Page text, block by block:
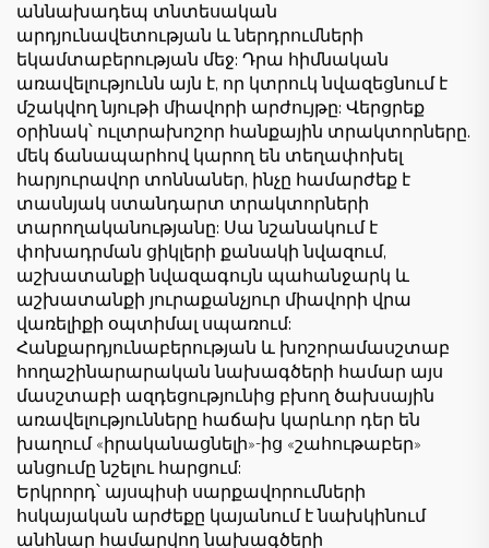
աննախադեպ տնտեսական
արդյունավետության և ներդրումների
եկամտաբերության մեջ: Դրա հիմնական
առավելությունն այն է, որ կտրուկ նվազեցնում է
մշակվող նյութի միավորի արժույթը: Վերցրեք
օրինակ՝ ուլտրախոշոր հանքային տրակտորները.
մեկ ճանապարհով կարող են տեղափոխել
հարյուրավոր տոննաներ, ինչը համարժեք է
տասնյակ ստանդարտ տրակտորների
տարողականությանը: Սա նշանակում է
փոխադրման ցիկլերի քանակի նվազում,
աշխատանքի նվազագույն պահանջարկ և
աշխատանքի յուրաքանչյուր միավորի վրա
վառելիքի օպտիմալ սպառում:
Հանքարդյունաբերության և խոշորամասշտաբ
հողաշինարարական նախագծերի համար այս
մասշտաբի ազդեցությունից բխող ծախսային
առավելությունները հաճախ կարևոր դեր են
խաղում «իրականացնելի»-ից «շահութաբեր»
անցումը նշելու հարցում:
Երկրորդ՝ այսպիսի սարքավորումների
հսկայական արժեքը կայանում է նախկինում
անհնար համարվող նախագծերի